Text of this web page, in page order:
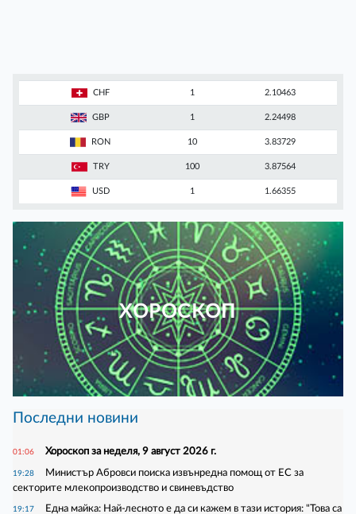
CHF 1 2.10463
GBP 1 2.24498
RON 10 3.83729
TRY 100 3.87564
USD 1 1.66355
ХОРОСКОП
Последни новини
01:06 Хороскоп за неделя, 9 август 2026 г.
19:28
Министър Абровси поиска извънредна помощ от ЕС за
секторите млекопроизводство и свиневъдство
19:17
Една майка: Най-лесното е да си кажем в тази история: "Това са